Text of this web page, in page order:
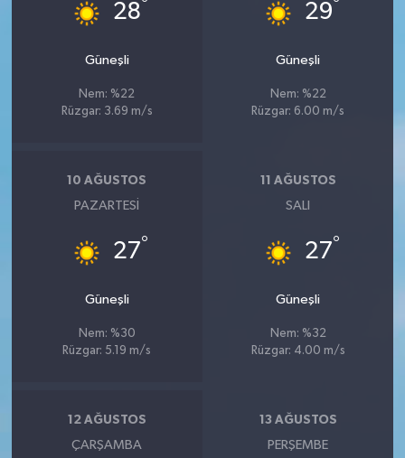
28°
Güneşli
Nem: %22
Rüzgar: 3.69 m/s
29°
Güneşli
Nem: %22
Rüzgar: 6.00 m/s
10 AĞUSTOS
PAZARTESI
27°
Güneşli
Nem: %30
Rüzgar: 5.19 m/s
11 AĞUSTOS
SALI
27°
Güneşli
Nem: %32
Rüzgar: 4.00 m/s
12 AĞUSTOS
ÇARŞAMBA
13 AĞUSTOS
PERŞEMBE